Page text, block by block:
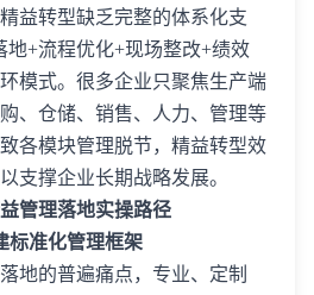
益转型缺乏完整的体系化支
地+流程优化+现场整改+绩效
模式。很多企业只聚焦生产端
、仓储、销售、人力、管理等
各模块管理脱节，精益转型效
支撑企业长期战略发展。
管理落地实操路径
标准化管理框架
地的普遍痛点，专业、定制